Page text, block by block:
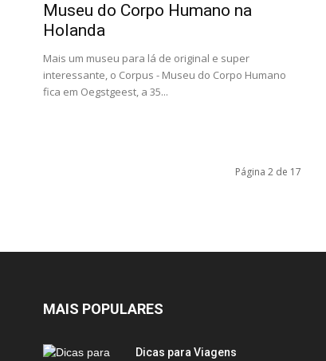
Museu do Corpo Humano na
Holanda
Mais um museu para lá de original e super
interessante, o Corpus - Museu do Corpo Humano
fica em Oegstgeest, a 35...
Página 2 de 17
MAIS POPULARES
Dicas para Viagens